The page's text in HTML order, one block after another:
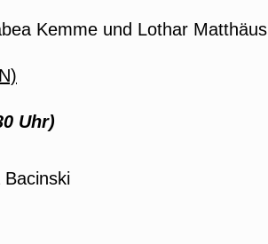
Kemme und Lothar Matthäus
Uhr)